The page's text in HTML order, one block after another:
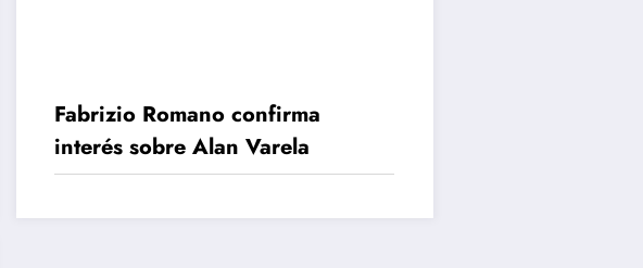
Fabrizio Romano confirma
interés sobre Alan Varela